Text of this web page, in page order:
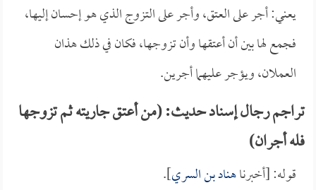
يعني: أجر على العتق، وأجر على التزوج الذي هو إحسان إليها،
فجمع لها بين أن أعتقها وأن تزوجها، فكان في ذلك هذان
العملان، ويؤجر عليهما أجرين.
تراجم رجال إسناد حديث: (من أعتق جاريته ثم تزوجها
فله أجران)
قوله: [أخبرناهناد بن السري].